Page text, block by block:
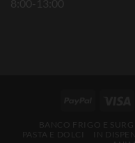
8:00-13:00